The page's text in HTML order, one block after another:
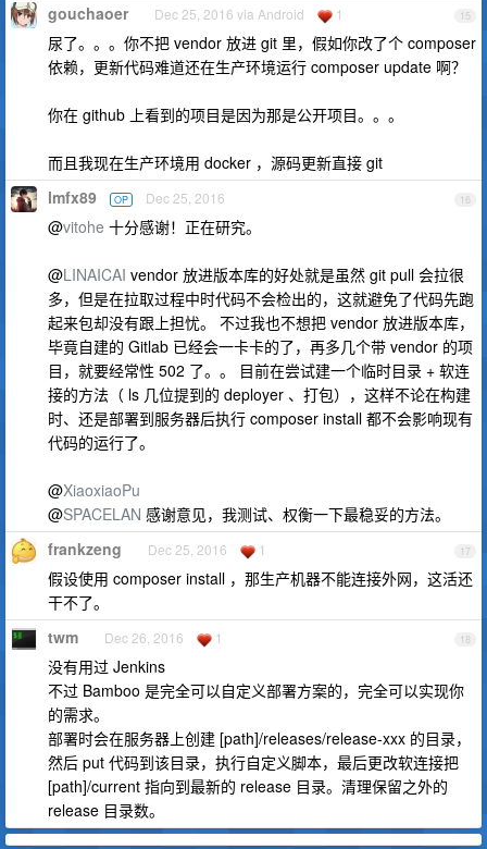
15
gouchaoer Dec 25, 2016 via Android 1
尿了。。。你不把 vendor 放进 git 里，假如你改了个 composer
依赖，更新代码难道还在生产环境运行 composer update 啊？
你在 github 上看到的项目是因为那是公开项目。。。
而且我现在生产环境用 docker ，源码更新直接 git
16
lmfx89 OP Dec 25, 2016
@vitohe 十分感谢！正在研究。
@LINAICAI vendor 放进版本库的好处就是虽然 git pull 会拉很
多，但是在拉取过程中时代码不会检出的，这就避免了代码先跑
起来包却没有跟上担忧。 不过我也不想把 vendor 放进版本库，
毕竟自建的 Gitlab 已经会一卡卡的了，再多几个带 vendor 的项
目，就要经常性 502 了。。 目前在尝试建一个临时目录 + 软连
接的方法（ ls 几位提到的 deployer 、打包），这样不论在构建
时、还是部署到服务器后执行 composer install 都不会影响现有
代码的运行了。
@XiaoxiaoPu
@SPACELAN 感谢意见，我测试、权衡一下最稳妥的方法。
17
frankzeng Dec 25, 2016 1
假设使用 composer install ，那生产机器不能连接外网，这活还
干不了。
18
twm Dec 26, 2016 1
没有用过 Jenkins
不过 Bamboo 是完全可以自定义部署方案的，完全可以实现你
的需求。
部署时会在服务器上创建 [path]/releases/release-xxx 的目录，
然后 put 代码到该目录，执行自定义脚本，最后更改软连接把
[path]/current 指向到最新的 release 目录。清理保留之外的
release 目录数。